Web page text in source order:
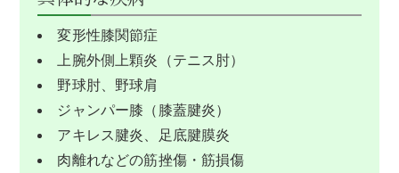
変形性膝関節症
上腕外側上顆炎（テニス肘）
野球肘、野球肩
ジャンパー膝（膝蓋腱炎）
アキレス腱炎、足底腱膜炎
肉離れなどの筋挫傷・筋損傷